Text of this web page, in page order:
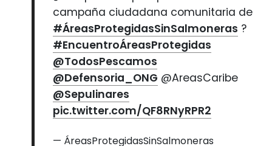
campaña ciudadana comunitaria de
#ÁreasProtegidasSinSalmoneras ?
#EncuentroÁreasProtegidas
@TodosPescamos
@Defensoria_ONG @AreasCaribe
@Sepulinares
pic.twitter.com/QF8RNyRPR2
— ÁreasProtegidasSinSalmoneras